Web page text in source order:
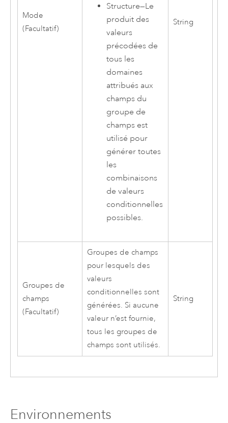
Mode
(Facultatif)
Structure—Le
produit des
valeurs
précodées de
tous les
domaines
attribués aux
champs du
groupe de
champs est
utilisé pour
générer toutes
les
combinaisons
de valeurs
conditionnelles
possibles.
String
Groupes de
champs
(Facultatif)
Groupes de champs
pour lesquels des
valeurs
conditionnelles sont
générées. Si aucune
valeur n’est fournie,
tous les groupes de
champs sont utilisés.
String
Environnements